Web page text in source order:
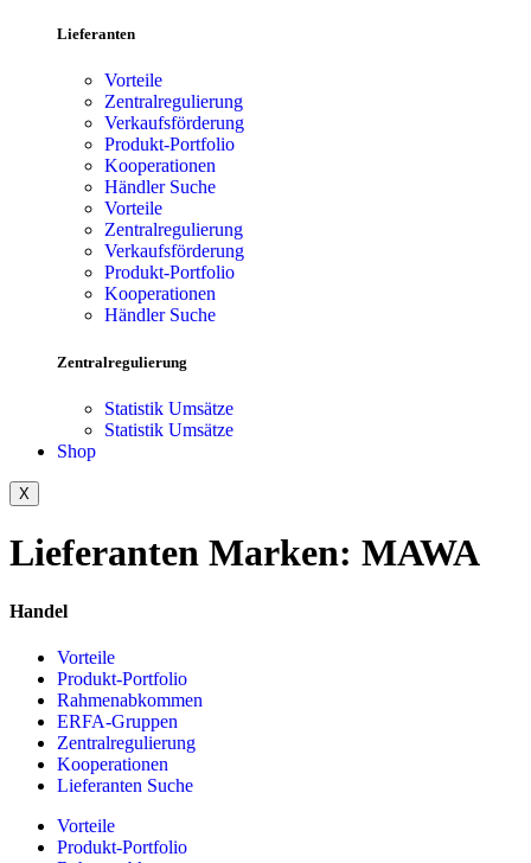
Lieferanten
Vorteile
Zentralregulierung
Verkaufsförderung
Produkt-Portfolio
Kooperationen
Händler Suche
Vorteile
Zentralregulierung
Verkaufsförderung
Produkt-Portfolio
Kooperationen
Händler Suche
Zentralregulierung
Statistik Umsätze
Statistik Umsätze
Shop
X
Lieferanten Marken: MAWA
Handel
Vorteile
Produkt-Portfolio
Rahmenabkommen
ERFA-Gruppen
Zentralregulierung
Kooperationen
Lieferanten Suche
Vorteile
Produkt-Portfolio